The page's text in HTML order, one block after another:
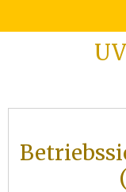
Hauptinhalt